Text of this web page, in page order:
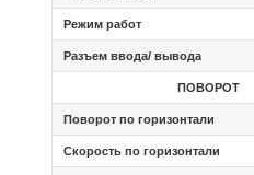
Режим работ
Разъем ввода/ вывода
ПОВОРОТ
Поворот по горизонтали
Скорость по горизонтали